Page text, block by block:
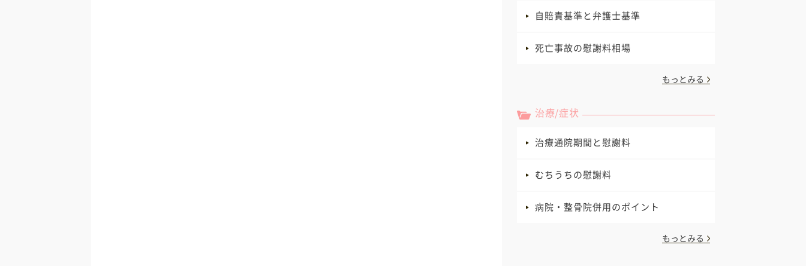
自賠責基準と弁護士基準
死亡事故の慰謝料相場
もっとみる
治療/症状
治療通院期間と慰謝料
むちうちの慰謝料
病院・整骨院併用のポイント
もっとみる